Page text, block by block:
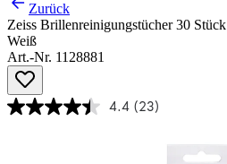
Zurück
Zeiss Brillenreinigungstücher 30 Stück
Weiß
Art.-Nr. 1128881
4.4 (23)